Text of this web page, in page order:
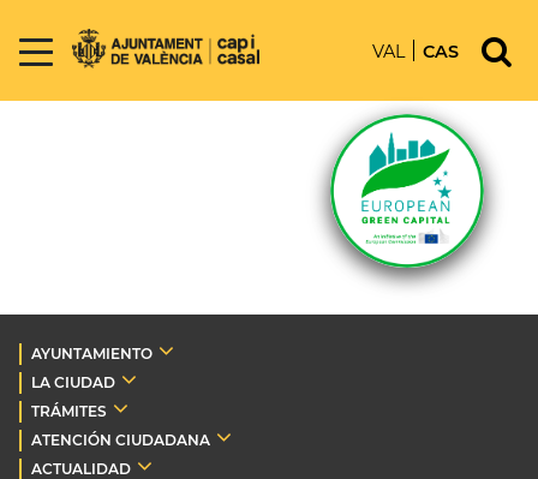
VAL CAS
AYUNTAMIENTO
LA CIUDAD
TRÁMITES
ATENCIÓN CIUDADANA
ACTUALIDAD